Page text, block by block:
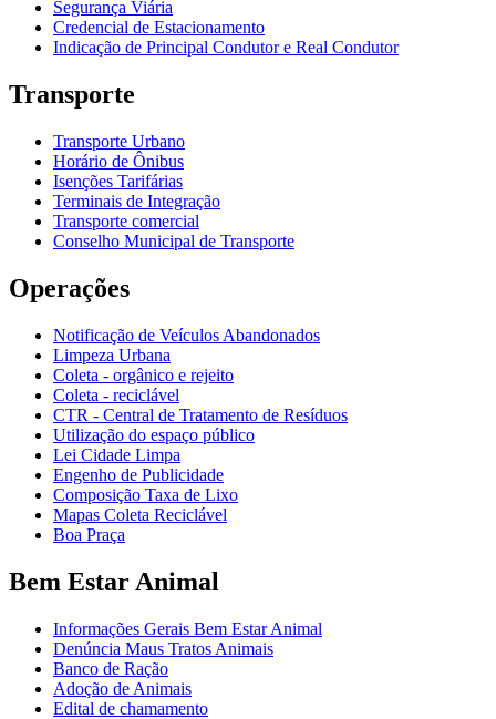
Segurança Viária
Credencial de Estacionamento
Indicação de Principal Condutor e Real Condutor
Transporte
Transporte Urbano
Horário de Ônibus
Isenções Tarifárias
Terminais de Integração
Transporte comercial
Conselho Municipal de Transporte
Operações
Notificação de Veículos Abandonados
Limpeza Urbana
Coleta - orgânico e rejeito
Coleta - reciclável
CTR - Central de Tratamento de Resíduos
Utilização do espaço público
Lei Cidade Limpa
Engenho de Publicidade
Composição Taxa de Lixo
Mapas Coleta Reciclável
Boa Praça
Bem Estar Animal
Informações Gerais Bem Estar Animal
Denúncia Maus Tratos Animais
Banco de Ração
Adoção de Animais
Edital de chamamento